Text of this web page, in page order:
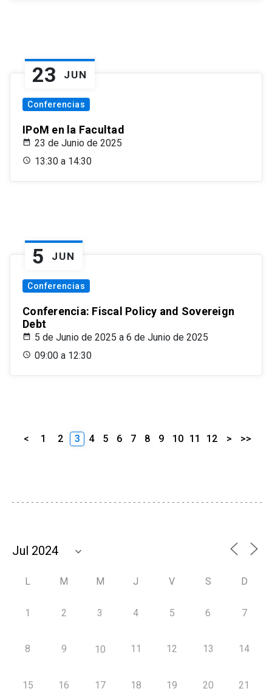
23 JUN
Conferencias
IPoM en la Facultad
23 de Junio de 2025
13:30 a 14:30
5 JUN
Conferencias
Conferencia: Fiscal Policy and Sovereign
Debt
5 de Junio de 2025 a 6 de Junio de 2025
09:00 a 12:30
< 1 2 3 4 5 6 7 8 9 10 11 12 > >>
L M M J V S D
1 2 3 4 5 6 7
8 9 10 11 12 13 14
15 16 17 18 19 20 21